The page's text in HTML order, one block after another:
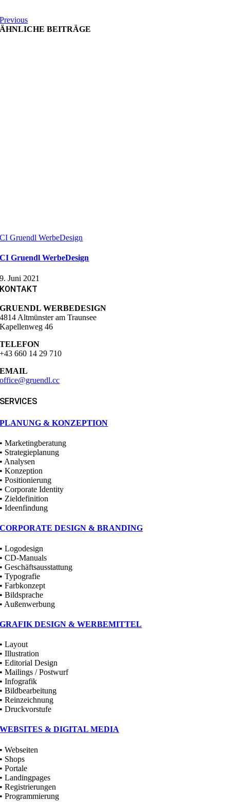
Previous
ÄHNLICHE BEITRÄGE
CI Gruendl WerbeDesign
CI Gruendl WerbeDesign
9. Juni 2021
KONTAKT
GRUENDL WERBEDESIGN
4814 Altmünster am Traunsee
Kapellenweg 46
TELEFON
+43 660 14 29 710
EMAIL
office@gruendl.cc
SERVICES
PLANUNG & KONZEPTION
• Marketingberatung
• Strategieplanung
• Analysen
• Konzeption
• Positionierung
• Corporate Identity
• Zieldefinition
• Ideenfindung
CORPORATE DESIGN & BRANDING
• Logodesign
• CD-Manuals
• Geschäftsausstattung
• Typografie
• Farbkonzept
• Bildsprache
• Außenwerbung
GRAFIK DESIGN & WERBEMITTEL
• Layout
• Illustration
• Editorial Design
• Mailings / Postwurf
• Infografik
• Bildbearbeitung
• Reinzeichnung
• Druckvorstufe
WEBSITES & DIGITAL MEDIA
• Webseiten
• Shops
• Portale
• Landingpages
• Registrierungen
• Programmierung